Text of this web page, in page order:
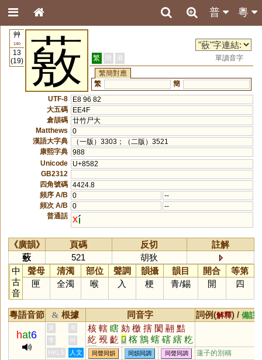
粵
普
艸
140
13
(19)
薂 繁 簡 港
單讀音字
繁簡對應
繁
簡
UTF-8
E8 96 82
大五碼
EE4F
倉頡碼 廿竹尸大
Matthews
0
漢語大字典
（一版）3303；（二版）3521
康熙字典 988
Unicode
U+8582
GB2312
四角號碼 4424.8
頻序 A/B
0
--
頻次 A/B
0
--
普通話 x
《廣韻》 頁碼 反切
註解
薂
521
胡狄
中
古
音
聲母 清濁 部位 聲調 韻攝 韻目 開合
等第
匣
全濁 喉 入 梗 青/錫 開 四
粵語音節 & 根據 同音字 詞例(解釋) / 備註
hat6
黃 周 核 轄 瞎 劾 檄 搳 閡 翮 黠
紇 覡 齕 𦵯 楁 鶷 螛 磍 縖 籺
蒚 舝 獥 麧 礉 覈
李
何
HKLS
人文 同聲同韻 同韻同調 同聲同調 蓮子的別稱